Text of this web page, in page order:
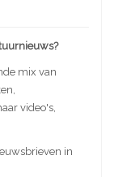
mix van
video's,
in